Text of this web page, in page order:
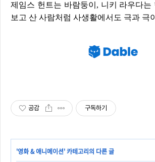
제임스 헌트는 바람둥이, 니키 라우다는
보고 산 사람처럼 사생활에서도 극과 극
공감 구독하기
'영화 & 애니메이션' 카테고리의 다른 글